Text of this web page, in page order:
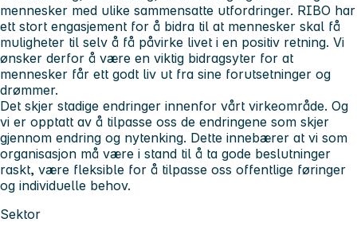
mennesker med ulike sammensatte utfordringer. RIBO har
ett stort engasjement for å bidra til at mennesker skal få
muligheter til selv å få påvirke livet i en positiv retning. Vi
ønsker derfor å være en viktig bidragsyter for at
mennesker får ett godt liv ut fra sine forutsetninger og
drømmer.
Det skjer stadige endringer innenfor vårt virkeområde. Og
vi er opptatt av å tilpasse oss de endringene som skjer
gjennom endring og nytenking. Dette innebærer at vi som
organisasjon må være i stand til å ta gode beslutninger
raskt, være fleksible for å tilpasse oss offentlige føringer
og individuelle behov.
Sektor